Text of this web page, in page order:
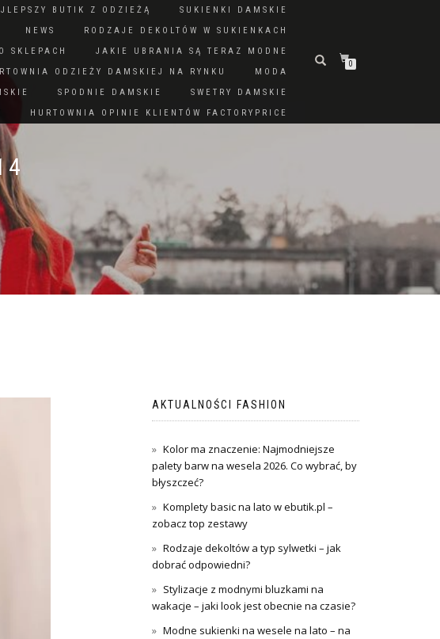
BUTIK Z ODZIEŻĄ
SUKIENKI DAMSKIE
NEWS
RODZAJE DEKOLTÓW W SUKIENKACH
SKLEPACH
JAKIE UBRANIA SĄ TERAZ MODNE
ODZIEŻY DAMSKIEJ NA RYNKU
MODA
SPODNIE DAMSKIE
SWETRY DAMSKIE
HURTOWNIA OPINIE KLIENTÓW FACTORYPRICE
0
AKTUALNOŚCI FASHION
Kolor ma znaczenie: Najmodniejsze
palety barw na wesela 2026. Co wybrać, by
błyszczeć?
Komplety basic na lato w ebutik.pl –
zobacz top zestawy
Rodzaje dekoltów a typ sylwetki – jak
dobrać odpowiedni?
Stylizacje z modnymi bluzkami na
wakacje – jaki look jest obecnie na czasie?
Modne sukienki na wesele na lato – na